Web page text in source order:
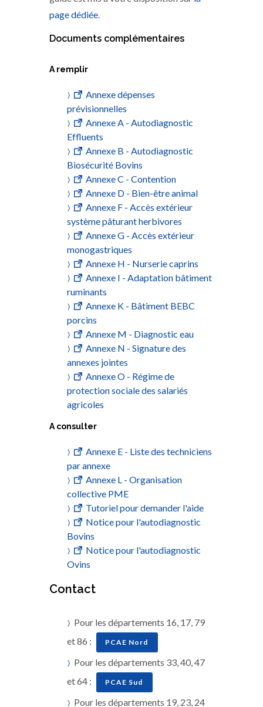
page dédiée
Documents complémentaires
A remplir
Annexe dépenses
prévisionnelles
Annexe A - Autodiagnostic
Effluents
Annexe B - Autodiagnostic
Biosécurité Bovins
Annexe C - Contention
Annexe D - Bien-être animal
Annexe F - Accès extérieur
système pâturant herbivores
Annexe G - Accès extérieur
monogastriques
Annexe H - Nurserie caprins
Annexe I - Adaptation bâtiment
ruminants
Annexe K - Bâtiment BEBC
porcins
Annexe M - Diagnostic eau
Annexe N - Signature des
annexes jointes
Annexe O - Régime de
protection sociale des salariés
agricoles
A consulter
Annexe E - Liste des techniciens
par annexe
Annexe L - Organisation
collective PME
Tutoriel pour demander l'aide
Notice pour l'autodiagnostic
Bovins
Notice pour l'autodiagnostic
Ovins
Contact
Pour les départements 16, 17, 79
et 86 :
PCAE Nord
Pour les départements 33, 40, 47
et 64 :
PCAE Sud
Pour les départements 19, 23, 24